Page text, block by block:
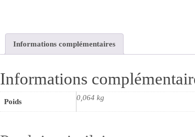
Informations complémentaires
Informations
Poids 0,064 kg